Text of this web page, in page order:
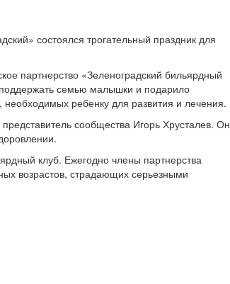
состоялся трогательный праздник для
партнерство «Зеленоградский бильярдный
семью малышки и подарило
ребенку для развития и лечения.
сообщества Игорь Хрусталев. Он
клуб. Ежегодно члены партнерства
возрастов, страдающих серьезными